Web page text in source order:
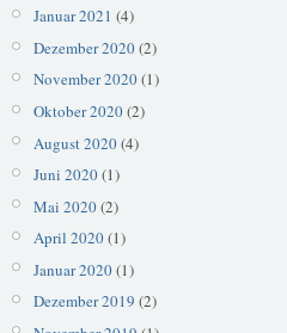
Januar 2021 (4)
Dezember 2020(2)
November 2020(1)
Oktober 2020(2)
August 2020(4)
Juni 2020(1)
Mai 2020(2)
April 2020(1)
Januar 2020(1)
Dezember 2019 (2)